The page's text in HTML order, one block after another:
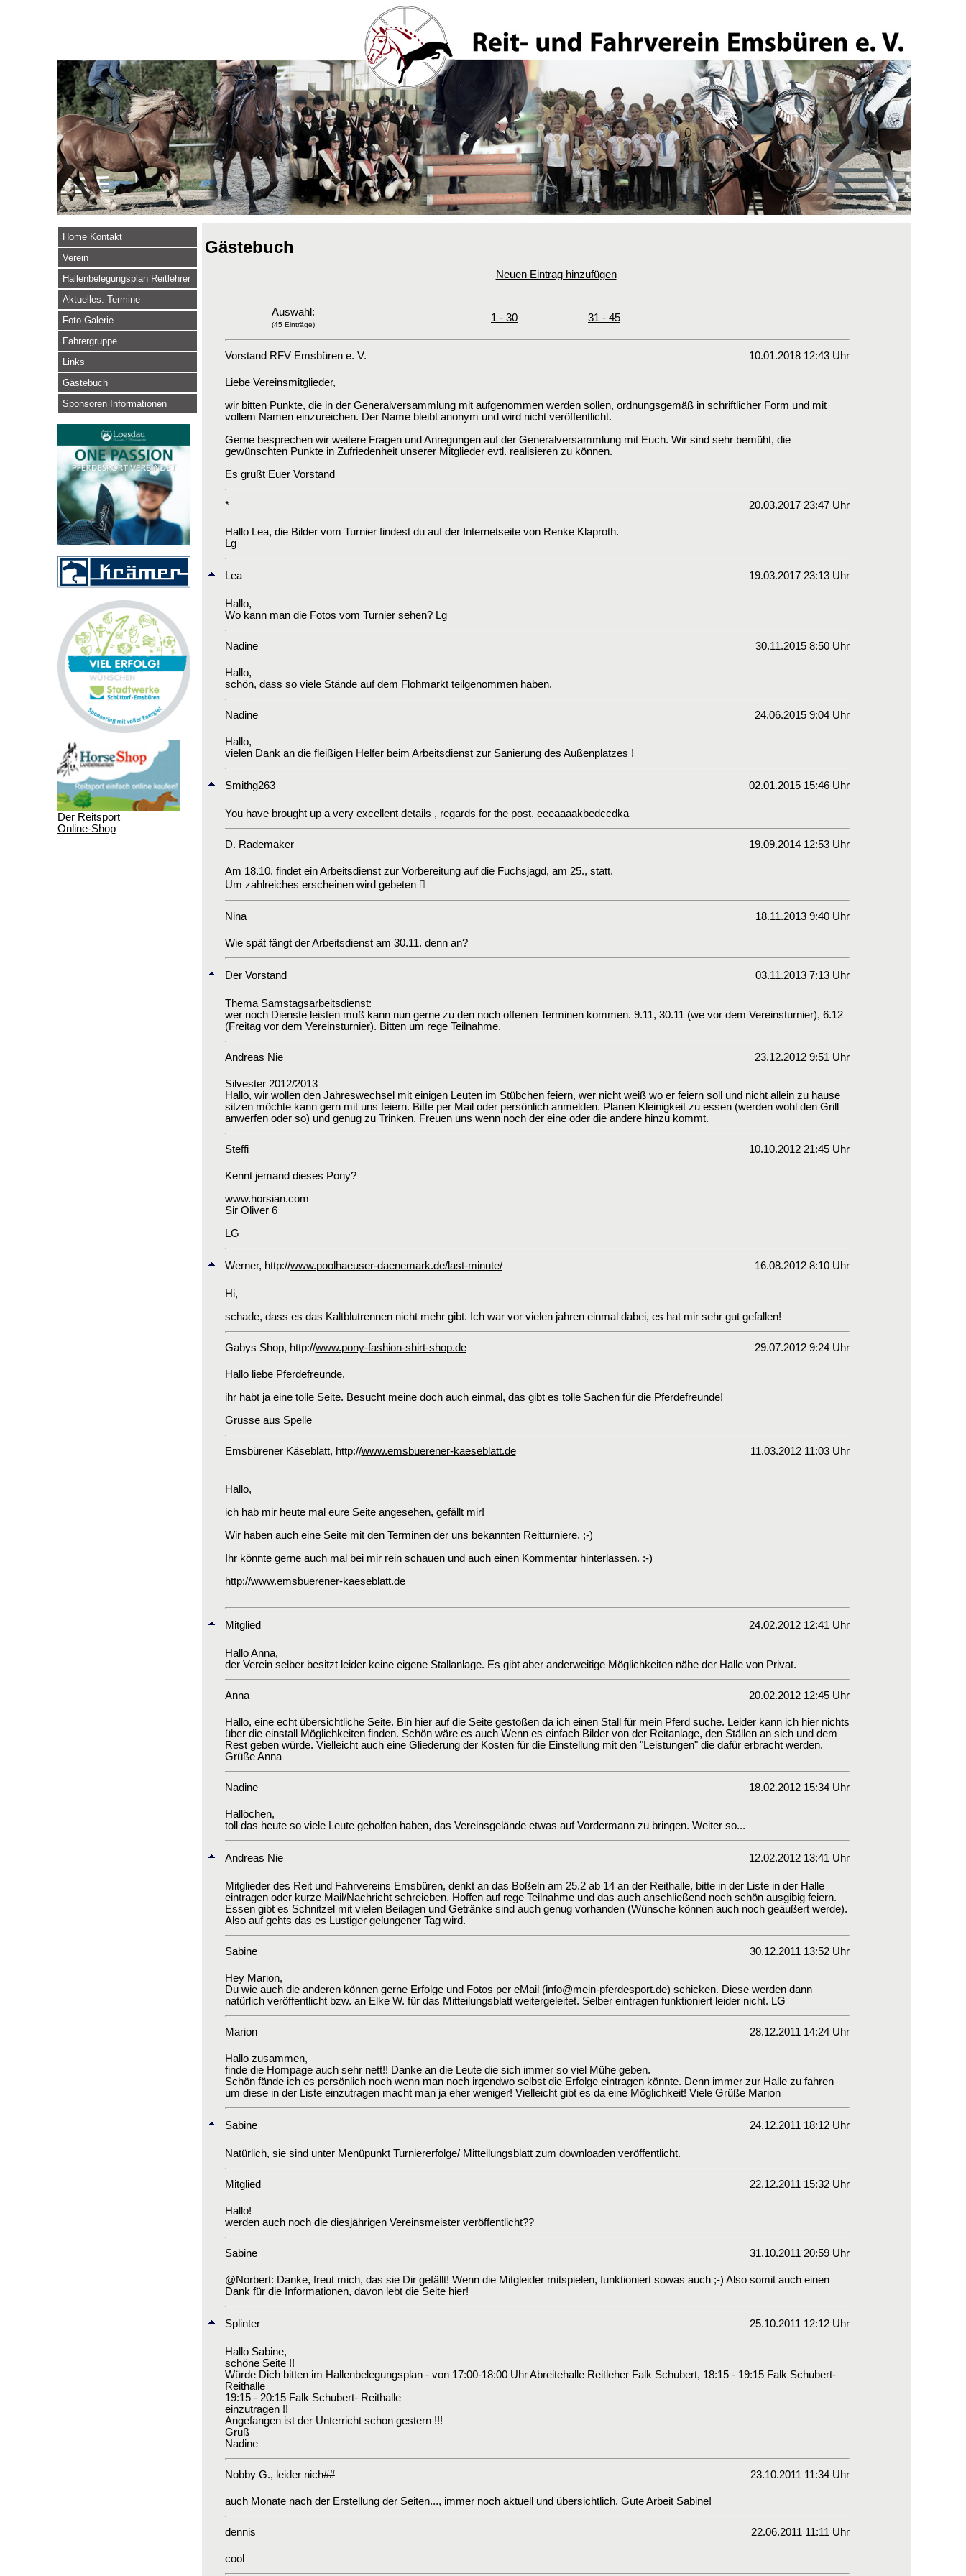
Home Kontakt
Verein
Hallenbelegungsplan Reitlehrer
Aktuelles: Termine
Foto Galerie
Fahrergruppe
Links
Gästebuch
Sponsoren Informationen
Der Reitsport
Online-Shop
Gästebuch
Neuen Eintrag hinzufügen
Auswahl:
(45 Einträge)
1 - 30 31 - 45
Vorstand RFV Emsbüren e. V. 10.01.2018 12:43 Uhr
Liebe Vereinsmitglieder,
wir bitten Punkte, die in der Generalversammlung mit aufgenommen werden sollen, ordnungsgemäß in schriftlicher Form und mit
vollem Namen einzureichen. Der Name bleibt anonym und wird nicht veröffentlicht.
Gerne besprechen wir weitere Fragen und Anregungen auf der Generalversammlung mit Euch. Wir sind sehr bemüht, die
gewünschten Punkte in Zufriedenheit unserer Mitglieder evtl. realisieren zu können.
Es grüßt Euer Vorstand
* 20.03.2017 23:47 Uhr
Hallo Lea, die Bilder vom Turnier findest du auf der Internetseite von Renke Klaproth.
Lg
Lea 19.03.2017 23:13 Uhr
Hallo,
Wo kann man die Fotos vom Turnier sehen? Lg
Nadine 30.11.2015 8:50 Uhr
Hallo,
schön, dass so viele Stände auf dem Flohmarkt teilgenommen haben.
Nadine 24.06.2015 9:04 Uhr
Hallo,
vielen Dank an die fleißigen Helfer beim Arbeitsdienst zur Sanierung des Außenplatzes !
Smithg263 02.01.2015 15:46 Uhr
You have brought up a very excellent details , regards for the post. eeeaaaakbedccdka
D. Rademaker 19.09.2014 12:53 Uhr
Am 18.10. findet ein Arbeitsdienst zur Vorbereitung auf die Fuchsjagd, am 25., statt.
Um zahlreiches erscheinen wird gebeten 
Nina 18.11.2013 9:40 Uhr
Wie spät fängt der Arbeitsdienst am 30.11. denn an?
Der Vorstand 03.11.2013 7:13 Uhr
Thema Samstagsarbeitsdienst:
wer noch Dienste leisten muß kann nun gerne zu den noch offenen Terminen kommen. 9.11, 30.11 (we vor dem Vereinsturnier), 6.12
(Freitag vor dem Vereinsturnier). Bitten um rege Teilnahme.
Andreas Nie 23.12.2012 9:51 Uhr
Silvester 2012/2013
Hallo, wir wollen den Jahreswechsel mit einigen Leuten im Stübchen feiern, wer nicht weiß wo er feiern soll und nicht allein zu hause
sitzen möchte kann gern mit uns feiern. Bitte per Mail oder persönlich anmelden. Planen Kleinigkeit zu essen (werden wohl den Grill
anwerfen oder so) und genug zu Trinken. Freuen uns wenn noch der eine oder die andere hinzu kommt.
Steffi 10.10.2012 21:45 Uhr
Kennt jemand dieses Pony?
www.horsian.com
Sir Oliver 6
LG
Werner, http://www.poolhaeuser-daenemark.de/last-minute/ 16.08.2012 8:10 Uhr
Hi,
schade, dass es das Kaltblutrennen nicht mehr gibt. Ich war vor vielen jahren einmal dabei, es hat mir sehr gut gefallen!
Gabys Shop, http://www.pony-fashion-shirt-shop.de 29.07.2012 9:24 Uhr
Hallo liebe Pferdefreunde,
ihr habt ja eine tolle Seite. Besucht meine doch auch einmal, das gibt es tolle Sachen für die Pferdefreunde!
Grüsse aus Spelle
Emsbürener Käseblatt, http://www.emsbuerener-kaeseblatt.de 11.03.2012 11:03 Uhr
Hallo,
ich hab mir heute mal eure Seite angesehen, gefällt mir!
Wir haben auch eine Seite mit den Terminen der uns bekannten Reitturniere. ;-)
Ihr könnte gerne auch mal bei mir rein schauen und auch einen Kommentar hinterlassen. :-)
http://www.emsbuerener-kaeseblatt.de
Mitglied 24.02.2012 12:41 Uhr
Hallo Anna,
der Verein selber besitzt leider keine eigene Stallanlage. Es gibt aber anderweitige Möglichkeiten nähe der Halle von Privat.
Anna 20.02.2012 12:45 Uhr
Hallo, eine echt übersichtliche Seite. Bin hier auf die Seite gestoßen da ich einen Stall für mein Pferd suche. Leider kann ich hier nichts
über die einstall Möglichkeiten finden. Schön wäre es auch Wenn es einfach Bilder von der Reitanlage, den Ställen an sich und dem
Rest geben würde. Vielleicht auch eine Gliederung der Kosten für die Einstellung mit den "Leistungen" die dafür erbracht werden.
Grüße Anna
Nadine 18.02.2012 15:34 Uhr
Hallöchen,
toll das heute so viele Leute geholfen haben, das Vereinsgelände etwas auf Vordermann zu bringen. Weiter so...
Andreas Nie 12.02.2012 13:41 Uhr
Mitglieder des Reit und Fahrvereins Emsbüren, denkt an das Boßeln am 25.2 ab 14 an der Reithalle, bitte in der Liste in der Halle
eintragen oder kurze Mail/Nachricht schreieben. Hoffen auf rege Teilnahme und das auch anschließend noch schön ausgibig feiern.
Essen gibt es Schnitzel mit vielen Beilagen und Getränke sind auch genug vorhanden (Wünsche können auch noch geäußert werde).
Also auf gehts das es Lustiger gelungener Tag wird.
Sabine 30.12.2011 13:52 Uhr
Hey Marion,
Du wie auch die anderen können gerne Erfolge und Fotos per eMail (info@mein-pferdesport.de) schicken. Diese werden dann
natürlich veröffentlicht bzw. an Elke W. für das Mitteilungsblatt weitergeleitet. Selber eintragen funktioniert leider nicht. LG
Marion 28.12.2011 14:24 Uhr
Hallo zusammen,
finde die Hompage auch sehr nett!! Danke an die Leute die sich immer so viel Mühe geben.
Schön fände ich es persönlich noch wenn man noch irgendwo selbst die Erfolge eintragen könnte. Denn immer zur Halle zu fahren
um diese in der Liste einzutragen macht man ja eher weniger! Vielleicht gibt es da eine Möglichkeit! Viele Grüße Marion
Sabine 24.12.2011 18:12 Uhr
Natürlich, sie sind unter Menüpunkt Turniererfolge/ Mitteilungsblatt zum downloaden veröffentlicht.
Mitglied 22.12.2011 15:32 Uhr
Hallo!
werden auch noch die diesjährigen Vereinsmeister veröffentlicht??
Sabine 31.10.2011 20:59 Uhr
@Norbert: Danke, freut mich, das sie Dir gefällt! Wenn die Mitgleider mitspielen, funktioniert sowas auch ;-) Also somit auch einen
Dank für die Informationen, davon lebt die Seite hier!
Splinter 25.10.2011 12:12 Uhr
Hallo Sabine,
schöne Seite !!
Würde Dich bitten im Hallenbelegungsplan - von 17:00-18:00 Uhr Abreitehalle Reitleher Falk Schubert, 18:15 - 19:15 Falk Schubert-
Reithalle
19:15 - 20:15 Falk Schubert- Reithalle
einzutragen !!
Angefangen ist der Unterricht schon gestern !!!
Gruß
Nadine
Nobby G., leider nich## 23.10.2011 11:34 Uhr
auch Monate nach der Erstellung der Seiten..., immer noch aktuell und übersichtlich. Gute Arbeit Sabine!
dennis 22.06.2011 11:11 Uhr
cool